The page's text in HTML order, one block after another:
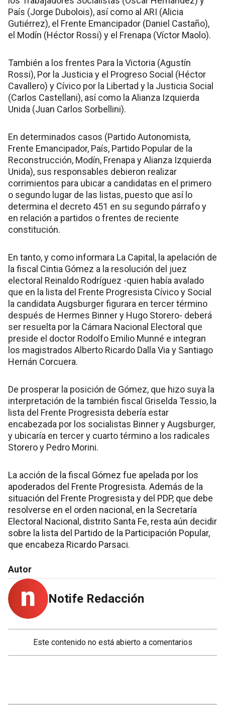
País (Jorge Dubolois), así como al ARI (Alicia
Gutiérrez), el Frente Emancipador (Daniel Castaño),
el Modín (Héctor Rossi) y el Frenapa (Víctor Maolo).
También a los frentes Para la Victoria (Agustín
Rossi), Por la Justicia y el Progreso Social (Héctor
Cavallero) y Cívico por la Libertad y la Justicia Social
(Carlos Castellani), así como la Alianza Izquierda
Unida (Juan Carlos Sorbellini).
En determinados casos (Partido Autonomista,
Frente Emancipador, País, Partido Popular de la
Reconstrucción, Modín, Frenapa y Alianza Izquierda
Unida), sus responsables debieron realizar
corrimientos para ubicar a candidatas en el primero
o segundo lugar de las listas, puesto que así lo
determina el decreto 451 en su segundo párrafo y
en relación a partidos o frentes de reciente
constitución.
En tanto, y como informara La Capital, la apelación de
la fiscal Cintia Gómez a la resolución del juez
electoral Reinaldo Rodríguez -quien había avalado
que en la lista del Frente Progresista Cívico y Social
la candidata Augsburger figurara en tercer término
después de Hermes Binner y Hugo Storero- deberá
ser resuelta por la Cámara Nacional Electoral que
preside el doctor Rodolfo Emilio Munné e integran
los magistrados Alberto Ricardo Dalla Via y Santiago
Hernán Corcuera.
De prosperar la posición de Gómez, que hizo suya la
interpretación de la también fiscal Griselda Tessio, la
lista del Frente Progresista debería estar
encabezada por los socialistas Binner y Augsburger,
y ubicaría en tercer y cuarto término a los radicales
Storero y Pedro Morini.
La acción de la fiscal Gómez fue apelada por los
apoderados del Frente Progresista. Además de la
situación del Frente Progresista y del PDP, que debe
resolverse en el orden nacional, en la Secretaría
Electoral Nacional, distrito Santa Fe, resta aún decidir
sobre la lista del Partido de la Participación Popular,
que encabeza Ricardo Parsaci.
Autor
Notife Redacción
Este contenido no está abierto a comentarios